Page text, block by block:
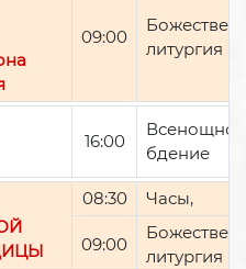
09:00
литургия
16:00
Всенощное
бдение
08:30 Часы,
09:00
литургия